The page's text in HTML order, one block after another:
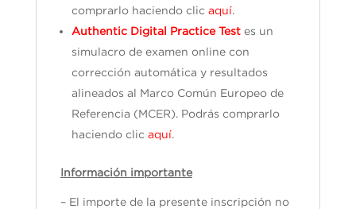
comprarlo haciendo clic aquí.
Authentic Digital Practice Test es un
simulacro de examen online con
corrección automática y resultados
alineados al Marco Común Europeo de
Referencia (MCER). Podrás comprarlo
haciendo clic aquí.
Información importante
– El importe de la presente inscripción no